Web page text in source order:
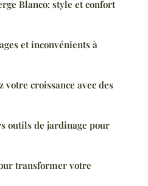
Blanco: style et confort
et inconvénients à
votre croissance avec des
outils de jardinage pour
transformer votre